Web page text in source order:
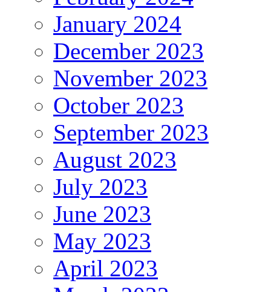
January 2024
December 2023
November 2023
October 2023
September 2023
August 2023
July 2023
June 2023
May 2023
April 2023